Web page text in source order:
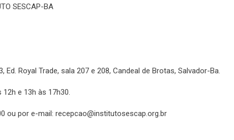
SESCAP-BA
Ed. Royal Trade, sala 207 e 208, Candeal de Brotas, Salvador-Ba.
e 13h às 17h30.
ou por e-mail: recepcao@institutosescap.org.br